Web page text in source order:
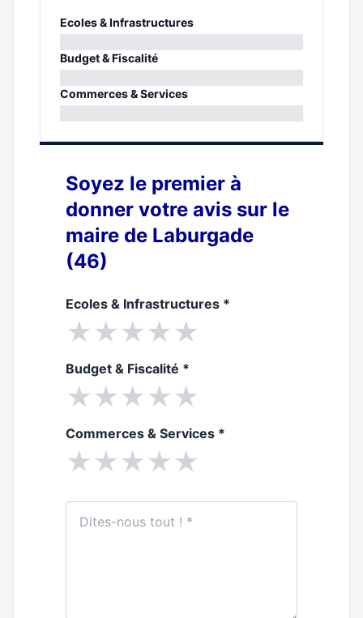
Ecoles & Infrastructures
0%
Budget & Fiscalité
0%
Commerces & Services
Soyez le premier à
donner votre avis sur le
maire de Laburgade
(46)
Ecoles & Infrastructures *
★★★★★
Budget & Fiscalité *
★★★★★
Commerces & Services *
★★★★★